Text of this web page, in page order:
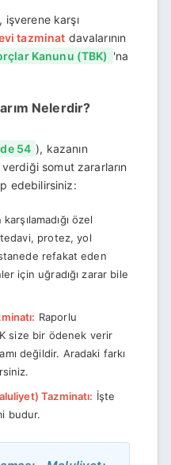
işverene karşı
tazminat davalarının
Kanunu (TBK) 'na
Nelerdir?
54 ), kazanın
somut zararların
edebilirsiniz:
karşılamadığı özel
protez, yol
refakat eden
için uğradığı zarar bile
Raporlu
size bir ödenek verir
değildir. Aradaki farkı
Tazminatı: İşte
budur.